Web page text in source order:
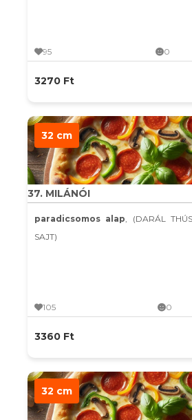
95 0
3270 Ft
32 cm
37. MILÁNÓI
paradicsomos alap, (DARÁL
SAJT)
105 0
3360 Ft
32 cm